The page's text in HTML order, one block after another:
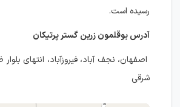
رسیده است.
آدرس بوقلمون زرین گستر پرتیکان
اصفهان، نجف آباد، فیروزآباد، انتهای بلوار
شرقی